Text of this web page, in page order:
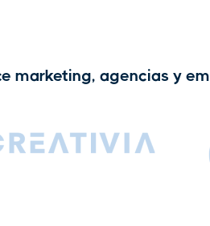
marketing, agencias y